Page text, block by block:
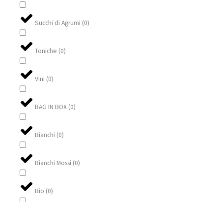
Succhi di Agrumi (0)
Toniche (0)
Vini (0)
BAG IN BOX (0)
Bianchi (0)
Bianchi Mossi (0)
Bio (0)